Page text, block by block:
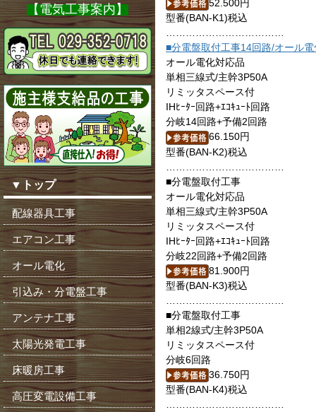
52.500円
型番(BAN-K1)税込
………………………………
■分電盤取付工事14回路/オール電
オール電化対応品
単相三線式/主幹3P50A
リミッタスペース付
IHﾋｰﾀｰ回路+ｴｺｷｭｰﾄ回路
分岐14回路+予備2回路
66.150円
型番(BAN-K2)税込
■分電盤取付工事
オール電化対応品
単相三線式/主幹3P50A
リミッタスペース付
IHﾋｰﾀｰ回路+ｴｺｷｭｰﾄ回路
分岐22回路+予備2回路
81.900円
型番(BAN-K3)税込
■分電盤取付工事
単相2線式/主幹3P50A
リミッタスペース付
分岐6回路
36.750円
型番(BAN-K4)税込
【電気工事案内】
▼トップ
配線器具工事
エアコン工事
オール電化
引込み・分電盤工事
アンテナ工事
太陽光発電工事
床暖房工事
高圧変電設備工事